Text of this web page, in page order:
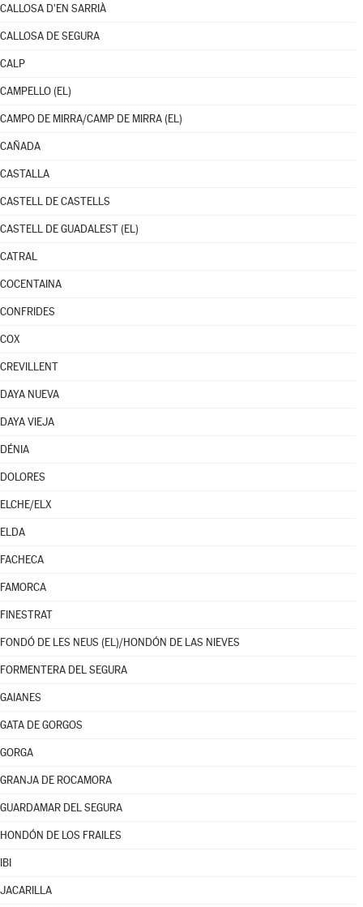
CALLOSA D'EN SARRIÀ
CALLOSA DE SEGURA
CALP
CAMPELLO (EL)
CAMPO DE MIRRA/CAMP DE MIRRA (EL)
CAÑADA
CASTALLA
CASTELL DE CASTELLS
CASTELL DE GUADALEST (EL)
CATRAL
COCENTAINA
CONFRIDES
COX
CREVILLENT
DAYA NUEVA
DAYA VIEJA
DÉNIA
DOLORES
ELCHE/ELX
ELDA
FACHECA
FAMORCA
FINESTRAT
FONDÓ DE LES NEUS (EL)/HONDÓN DE LAS NIEVES
FORMENTERA DEL SEGURA
GAIANES
GATA DE GORGOS
GORGA
GRANJA DE ROCAMORA
GUARDAMAR DEL SEGURA
HONDÓN DE LOS FRAILES
IBI
JACARILLA